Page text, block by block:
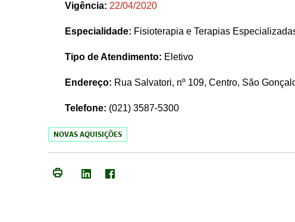
Vigência: 22/04/2020
Especialidade: Fisioterapia e Terapias
Tipo de Atendimento: Eletivo
Endereço: Rua Salvatori, nº 109, Centro, São
Telefone: (021) 3587-5300
NOVAS AQUISIÇÕES